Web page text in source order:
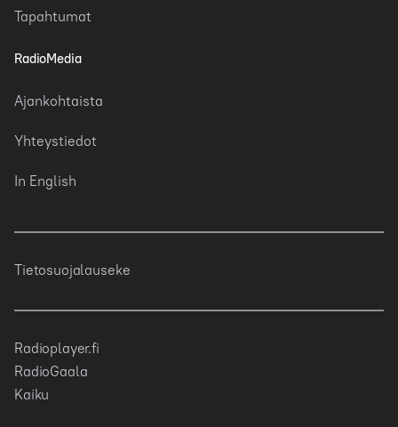
Tapahtumat
RadioMedia
Ajankohtaista
Yhteystiedot
In English
Tietosuojalauseke
Radioplayer.fi
RadioGaala
Kaiku